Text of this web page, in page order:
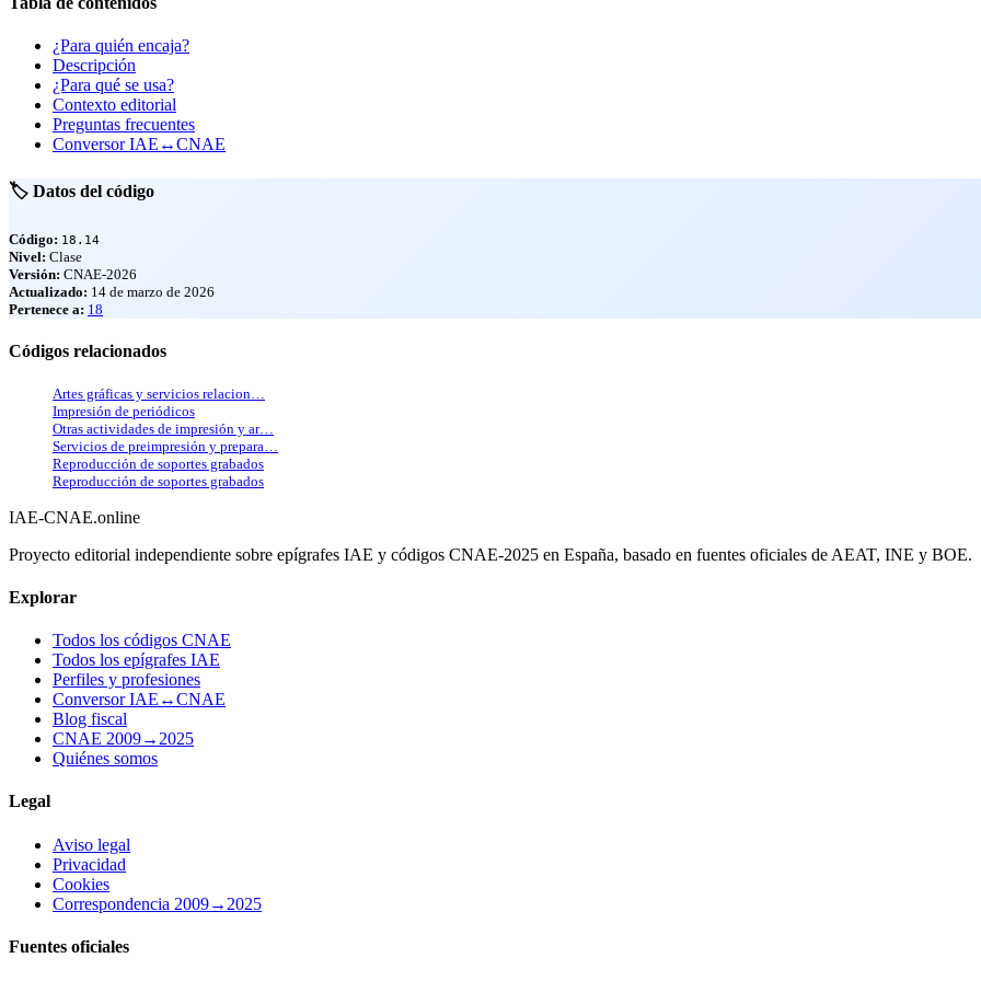
¿Para quién encaja?
Descripción
¿Para qué se usa?
Contexto editorial
Preguntas frecuentes
Conversor IAE↔CNAE
🏷️ Datos del código
Código: 18.14
Nivel: Clase
Versión: CNAE-2026
Actualizado: 14 de marzo de 2026
Pertenece a: 18
Códigos relacionados
Artes gráficas y servicios relacion…
Impresión de periódicos
Otras actividades de impresión y ar…
Servicios de preimpresión y prepara…
Reproducción de soportes grabados
Reproducción de soportes grabados
IAE-CNAE.online
Proyecto editorial independiente sobre epígrafes IAE y códigos CNAE-2025 en España, basado en fuentes oficiales de AEAT, INE y BOE.
Explorar
Todos los códigos CNAE
Todos los epígrafes IAE
Perfiles y profesiones
Conversor IAE↔CNAE
Blog fiscal
CNAE 2009→2025
Quiénes somos
Legal
Aviso legal
Privacidad
Cookies
Correspondencia 2009→2025
Fuentes oficiales